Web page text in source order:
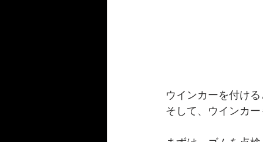
ウインカーを付け
そして、ウインカ